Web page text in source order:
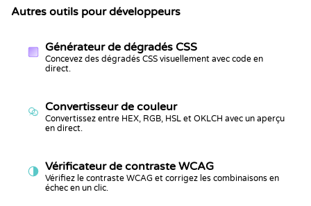
Autres outils pour développeurs
Générateur de dégradés CSS
Concevez des dégradés CSS visuellement avec code en
direct.
Convertisseur de couleur
Convertissez entre HEX, RGB, HSL et OKLCH avec un aperçu
en direct.
Vérificateur de contraste WCAG
Vérifiez le contraste WCAG et corrigez les combinaisons en
échec en un clic.